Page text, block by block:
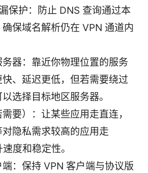
保护：防止 DNS 查询通过本
保域名解析仍在 VPN 通道内
器：靠近你物理位置的服务
、延迟更低，但若需要绕过
选择目标地区服务器。
要）：让某些应用走直连，
隐私需求较高的应用走
度和稳定性。
：保持 VPN 客户端与协议版